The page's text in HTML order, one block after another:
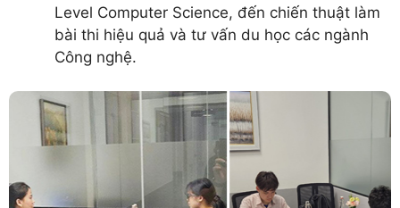
Level Computer Science, đến chiến thuật làm
bài thi hiệu quả và tư vấn du học các ngành
Công nghệ.